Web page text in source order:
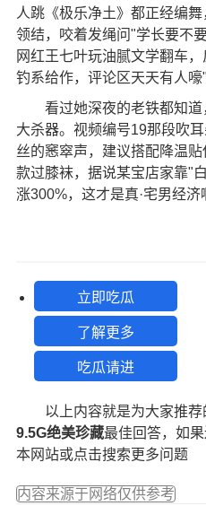
人跳《极乐净土》都正经编
领结，咬着发绳问"学长要不
网红王七叶玩油腻文学翻车
钓系给作，评论区天天有人嚎
看过她深夜的老铁都知
大杀器。视频编号19那段吹
丝的窸窣声，建议搭配降温
款过膝袜，据说某宝店家靠"
涨300%，这才是真·宅男经济
立即吃瓜
了解更多
吃瓜请进
以上内容就是为大家推荐
9.5G绝美珍藏最佳回答，如
本网站或点击搜索更多问题
内容来源于网络仅供参考